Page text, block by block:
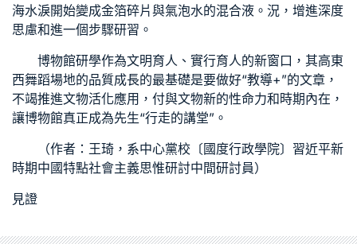
海水淚開始變成金箔碎片與氣泡水的混合液。況，增進深度
思慮和進一個步驟研習。
博物館研學作為文明育人、實行育人的新窗口，其高東
西舞蹈場地的品質成長的最基礎是要做好“教導+”的文章，
不竭推進文物活化應用，付與文物新的性命力和時期內在，
讓博物館真正成為先生“行走的講堂”。
（作者：王琦，系中心黨校〔國度行政學院〕習近平新
時期中國特點社會主義思惟研討中間研討員）
見證